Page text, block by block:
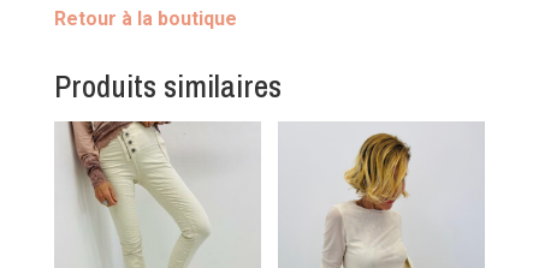
Retour à la boutique
Produits similaires